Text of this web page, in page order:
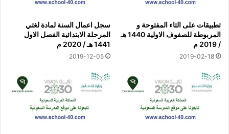
تطبيقات على التاء المفتوحة و
المربوطة للصفوف الاولية 1440 هـ
/ 2019 م
2019-02-18
سجل اعمال السنة لمادة لغتي
المرحلة الابتدائية الفصل الاول
1441 هـ / 2020 م
2019-12-05